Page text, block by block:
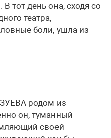
тот день она, сходя со
театра,
боли, ушла из
родом из
он, туманный
своей